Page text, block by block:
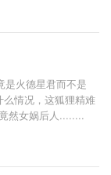
们怎么越来越不
力，凌驾众生之
。 当君泽穿越而
登天门，走蛟化
是火德星君而不是
情况，这狐狸精难
然女娲后人........
思。）